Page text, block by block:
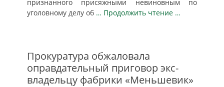
признанного присяжными невиновным по
уголовному делу об … Продолжить чтение …
Прокуратура обжаловала
оправдательный приговор экс-
владельцу фабрики «Меньшевик»